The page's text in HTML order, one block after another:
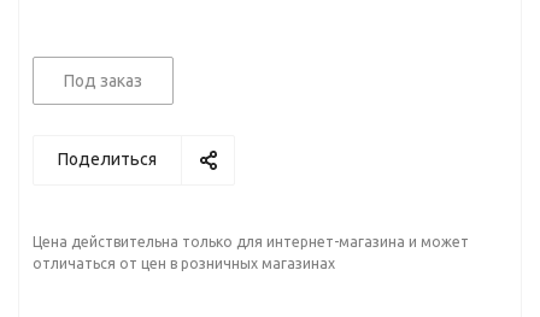
Под заказ
Поделиться
Цена действительна только для интернет-магазина и может
отличаться от цен в розничных магазинах